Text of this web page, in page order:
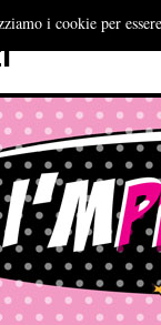
i cookie per